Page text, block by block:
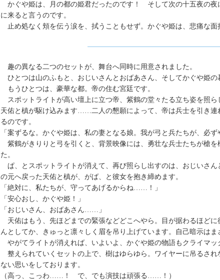
かぐや姫は、月の都の姫君だったのです！ そして次の十五夜の夜
に来ると言うのです。
止め処なく頬を伝う涙を、拭うこともせず。かぐや姫は、悲痛な面
趣の異なる二つのセットが、舞台へ同時に用意されました。
ひとつは山のふもと、おじいさんとおばあさん、そしてかぐや姫の
もうひとつは、豪華な都。帝の住む宮廷です。
スポットライトが高い壇上に立つ帝、紫鶴の堂々たる立ち姿を照ら
天佑と槙が駆け込みます……二人の懇願によって、帝は兵士を引き連
るのです。
「案ずるな。かぐや姫は、私の妻となる娘。我が弓と兵たちが、必ず
紫鶴がきりりと弓を引くと、背景映像には、勇壮な兵士たちが槍を
た。
ぱ、とスポットライトが消えて、再び照らし出すのは、おじいさん
の元へ戻った天佑と槙が、がば、と彼女を抱き締めます。
「絶対に、私たちが、守ってあげるからね……！」
「安心おし、かぐや姫！」
「おじいさん、おばあさん……」
天佑はもう、先ほどまでの緊張などどこへやら。目が据わるほどに
んとしてか、きゅっと凛々しく眉を吊り上げています。自己暗示はま
やがてライトが消えれば、いよいよ、かぐや姫の物語もクライマッ
整えられていくセットの上で、樹はゆらゆら。ワイヤーに吊るさ
ない思いをしております。
（高っ、こっわ……！ で、でも演技は頑張る……！）